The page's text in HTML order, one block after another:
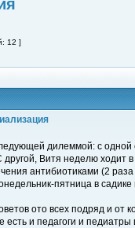
12 ]
дилеммой: с
другой, Витя неделю ходит
антибиотиками (2
пятница в
ото всех подряд и от
есть и педагоги и